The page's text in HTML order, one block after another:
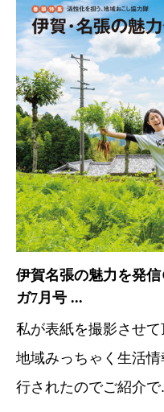
伊賀名張の魅力を発
ガ7月号 ...
私が表紙を撮影させ
地域みっちゃく生活
行されたのでご紹介で